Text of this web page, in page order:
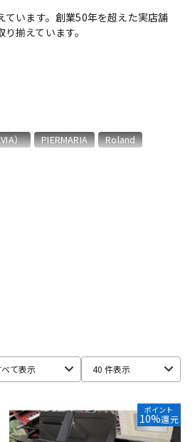
ン
楽器アクセサ
リ
います。創業50年を超えた実店舗
揃えています。
） PIERMARIA Roland
べて表示 40 件表示
ポイント
10%還元